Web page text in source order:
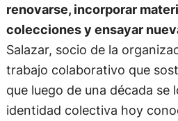
renovarse, incorporar
colecciones y ensayar
Salazar, socio de la
trabajo colaborativo que
que luego de una década se
identidad colectiva hoy